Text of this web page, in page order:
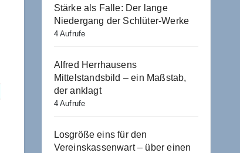
Stärke als Falle: Der lange
Niedergang der Schlüter-Werke
4 Aufrufe
Alfred Herrhausens
Mittelstandsbild – ein Maßstab,
der anklagt
4 Aufrufe
Losgröße eins für den
Vereinskassenwart – über einen